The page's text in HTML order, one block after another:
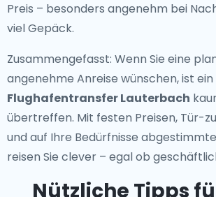
Preis – besonders angenehm bei
viel Gepäck.
Zusammengefasst: Wenn Sie eine
angenehme Anreise wünschen, ist ein
Flughafentransfer Lauterbach
übertreffen. Mit festen Preisen, Tür-
und auf Ihre Bedürfnisse
reisen Sie clever – egal ob
Nützliche Tipps